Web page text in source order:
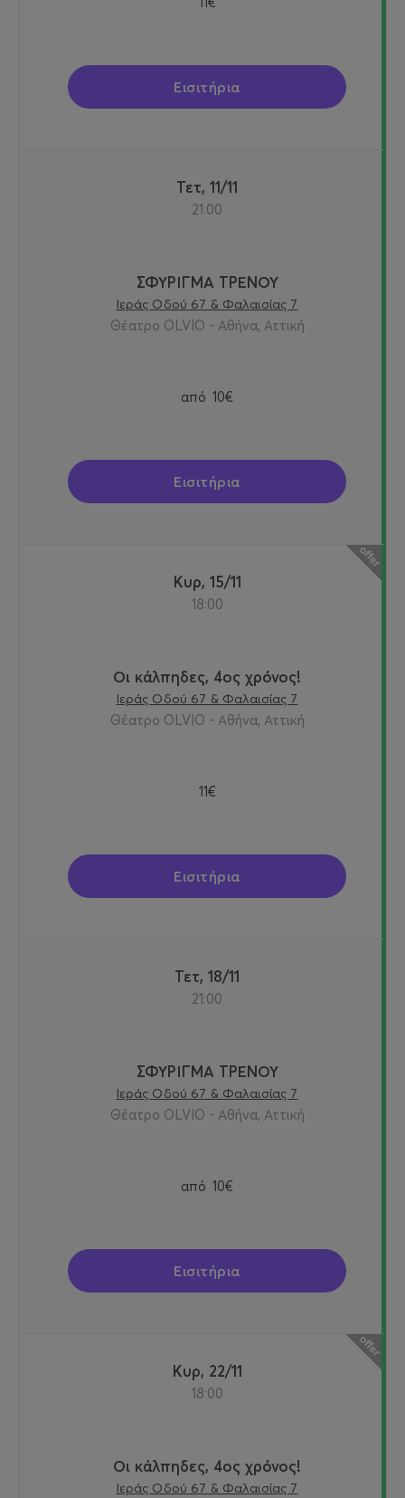
Εισιτήρια
Τετ, 11/11
21:00
ΣΦΥΡΙΓΜΑ ΤΡΕΝΟΥ
Ιεράς Οδού 67 & Φαλαισίας 7
Θέατρο OLVIO - Αθήνα, Αττική
από 10€
Εισιτήρια
Κυρ, 15/11
18:00
Οι κάλπηδες, 4ος χρόνος!
Ιεράς Οδού 67 & Φαλαισίας 7
Θέατρο OLVIO - Αθήνα, Αττική
11€
Εισιτήρια
Τετ, 18/11
21:00
ΣΦΥΡΙΓΜΑ ΤΡΕΝΟΥ
Ιεράς Οδού 67 & Φαλαισίας 7
Θέατρο OLVIO - Αθήνα, Αττική
από 10€
Εισιτήρια
Κυρ, 22/11
18:00
Οι κάλπηδες, 4ος χρόνος!
Ιεράς Οδού 67 & Φαλαισίας 7